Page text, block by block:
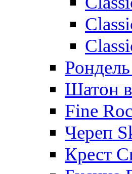
Шатон в
Fine
Череп
Крест